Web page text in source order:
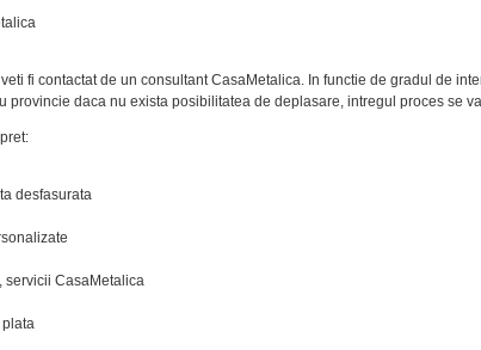
fi contactat de un consultant CasaMetalica. In functie de gradul de
provincie daca nu exista posibilitatea de deplasare, intregul proces se
desfasurata
servicii CasaMetalica